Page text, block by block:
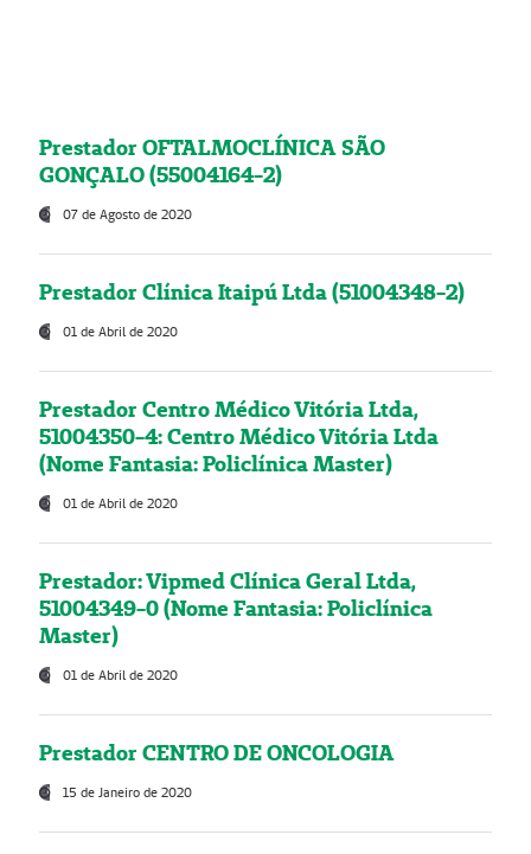
Prestador OFTALMOCLÍNICA SÃO
GONÇALO (55004164-2)
07 de Agosto de 2020
Prestador Clínica Itaipú Ltda (51004348-2)
01 de Abril de 2020
Prestador Centro Médico Vitória Ltda,
51004350-4: Centro Médico Vitória Ltda
(Nome Fantasia: Policlínica Master)
01 de Abril de 2020
Prestador: Vipmed Clínica Geral Ltda,
51004349-0 (Nome Fantasia: Policlínica
Master)
01 de Abril de 2020
Prestador CENTRO DE ONCOLOGIA
15 de Janeiro de 2020